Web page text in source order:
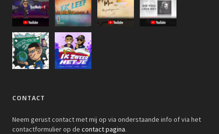
CONTACT
Neem gerust contact met mij op via onderstaande info of via het
contactformulier op de contact pagina.